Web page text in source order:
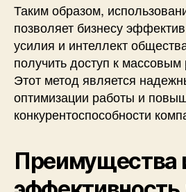
Таким образом,
позволяет бизнесу
усилия и интеллект
получить доступ к
Этот метод является
оптимизации работы и
конкурентоспособности
Преимущества